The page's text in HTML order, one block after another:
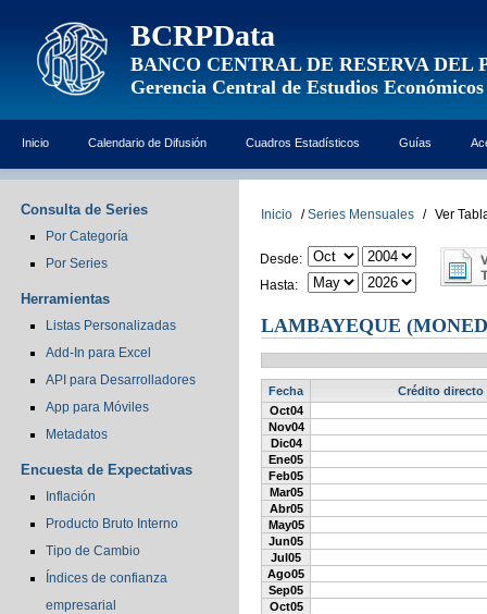
BCRPData
BANCO CENTRAL DE RESERVA DEL
Gerencia Central de Estudios Económicos
Inicio Calendario de Difusión Cuadros Estadísticos Guías
Consulta de Series
Por Categoría
Por Series
Herramientas
Listas Personalizadas
Add-In para Excel
API para Desarrolladores
App para Móviles
Metadatos
Encuesta de Expectativas
Inflación
Producto Bruto Interno
Tipo de Cambio
Índices de confianza
empresarial
Inicio / Series Mensuales / Ver
Desde:
Hasta:
LAMBAYEQUE
Fecha
Crédito directo
Oct04
Nov04
Dic04
Ene05
Feb05
Mar05
Abr05
May05
Jun05
Jul05
Ago05
Sep05
Oct05